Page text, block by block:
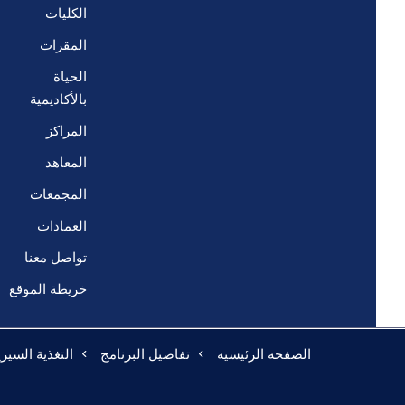
الكليات
المقرات
الحياة
بالأكاديمية
المراكز
المعاهد
المجمعات
العمادات
تواصل معنا
خريطة الموقع
الصفحه الرئيسيه تفاصيل البرنامج التغذية